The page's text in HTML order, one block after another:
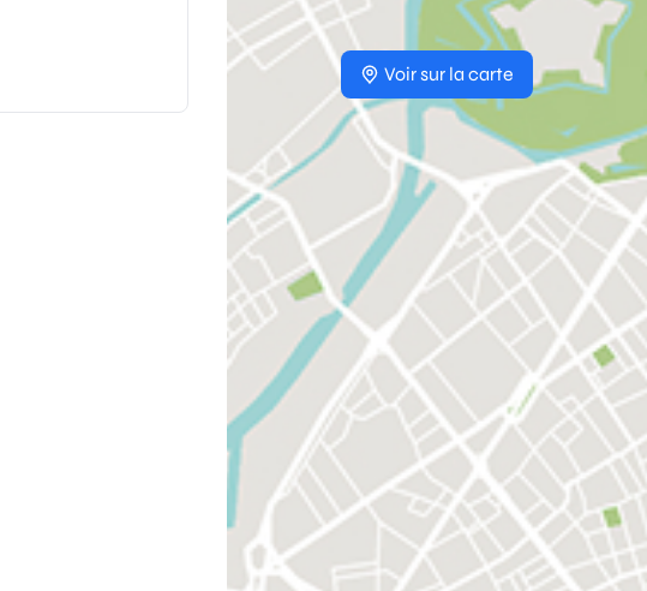
Voir sur la carte